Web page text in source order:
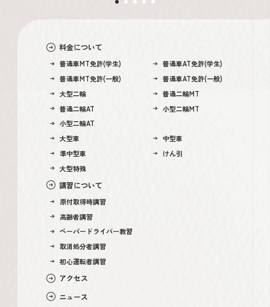
料金について
普通車MT免許(学生)
大型二輪
大型車
普通車AT免許(学生)
普通二輪MT
中型車
普通車MT免許(一般)
普通二輪AT
準中型車
普通車AT免許(一般)
小型二輪MT
けん引
小型二輪AT
大型特殊
講習について
原付取得時講習
高齢者講習
ペーパードライバー教習
取消処分者講習
初心運転者講習
アクセス
ニュース